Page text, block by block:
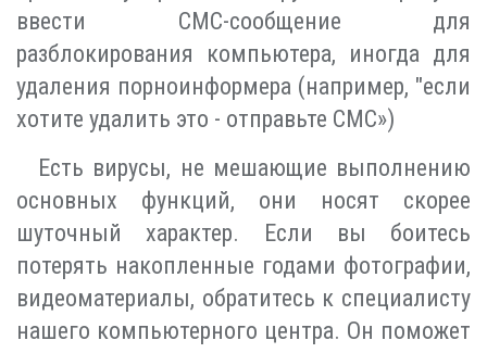
ввести СМС-сообщение для
разблокирования компьютера, иногда для
удаления порноинформера (например, "если
хотите удалить это - отправьте СМС»)
Есть вирусы, не мешающие выполнению
основных функций, они носят скорее
шуточный характер. Если вы боитесь
потерять накопленные годами фотографии,
видеоматериалы, обратитесь к специалисту
нашего компьютерного центра. Он поможет